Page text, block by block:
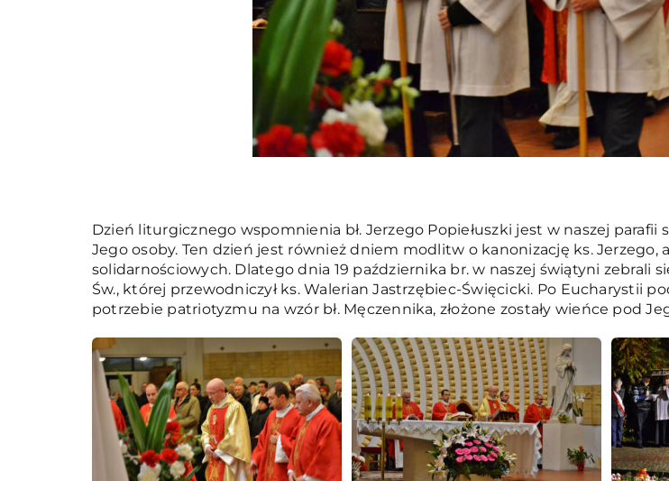
Dzień liturgicznego wspomnienia bł. Jerzego Popiełuszki jest w naszej
Jego osoby. Ten dzień jest również dniem modlitw o kanonizację ks.
solidarnościowych. Dlatego dnia 19 października br. w naszej świątyni zebrali
Św., której przewodniczył ks. Walerian Jastrzębiec-Święcicki. Po Eucharystii
potrzebie patriotyzmu na wzór bł. Męczennika, złożone zostały wieńce pod